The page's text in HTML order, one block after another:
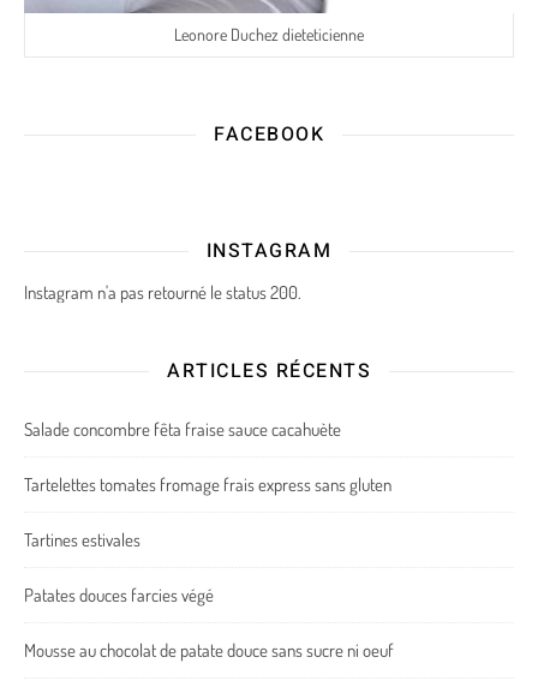
Leonore Duchez dieteticienne
FACEBOOK
INSTAGRAM
Instagram n'a pas retourné le status 200.
ARTICLES RÉCENTS
Salade concombre fêta fraise sauce cacahuète
Tartelettes tomates fromage frais express sans gluten
Tartines estivales
Patates douces farcies végé
Mousse au chocolat de patate douce sans sucre ni oeuf